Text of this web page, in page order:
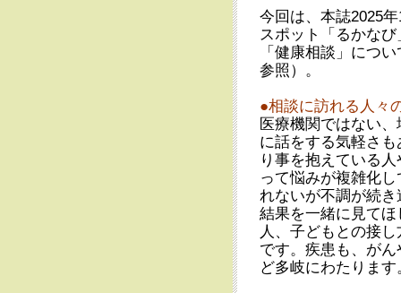
今回は、本誌2025
スポット「るかな
「健康相談」につ
参照）。
●相談に訪れる人々
医療機関ではない
に話をする気軽さ
り事を抱えている
って悩みが複雑化
れないが不調が続
結果を一緒に見て
人、子どもとの接
です。疾患も、が
ど多岐にわたります